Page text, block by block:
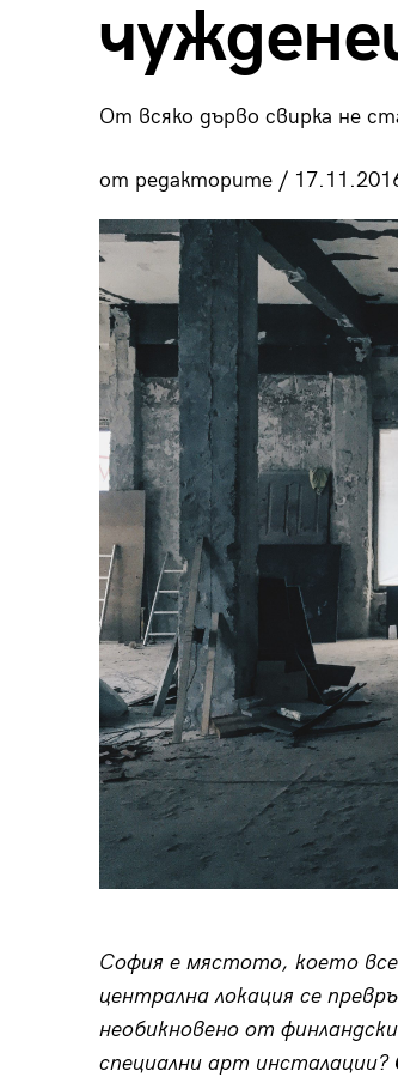
От всяко дърво свирка не
от редакторите /
София е мястото, което
централна локация се
необикновено от
специални арт инсталации?
28/